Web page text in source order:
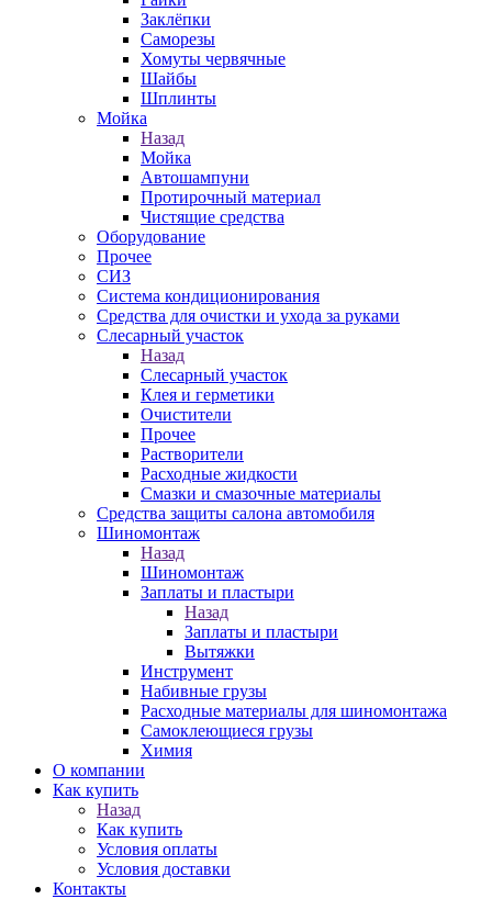
Заклёпки
Саморезы
Хомуты червячные
Шайбы
Шплинты
Мойка
Назад
Мойка
Автошампуни
Протирочный материал
Чистящие средства
Оборудование
Прочее
СИЗ
Система кондиционирования
Средства для очистки и ухода за руками
Слесарный участок
Назад
Слесарный участок
Клея и герметики
Очистители
Прочее
Растворители
Расходные жидкости
Смазки и смазочные материалы
Средства защиты салона автомобиля
Шиномонтаж
Назад
Шиномонтаж
Заплаты и пластыри
Назад
Заплаты и пластыри
Вытяжки
Инструмент
Набивные грузы
Расходные материалы для шиномонтажа
Самоклеющиеся грузы
Химия
О компании
Как купить
Назад
Как купить
Условия оплаты
Условия доставки
Контакты